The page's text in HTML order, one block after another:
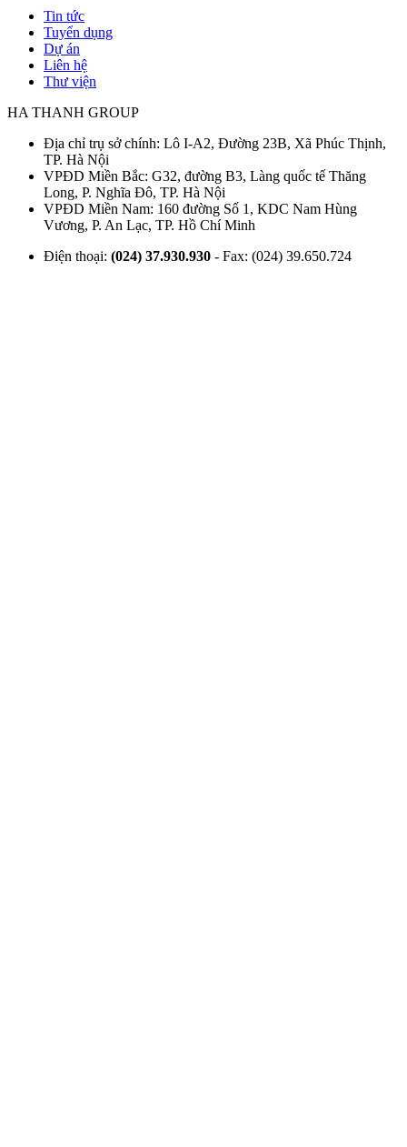
Footer
Tin tức
Tuyển dụng
Dự án
Liên hệ
Thư viện
HA THANH GROUP
Địa chỉ trụ sở chính: Lô I-A2, Đường 23B, Xã Phúc Thịnh,
TP. Hà Nội
VPĐD Miền Bắc: G32, đường B3, Làng quốc tế Thăng
Long, P. Nghĩa Đô, TP. Hà Nội
VPĐD Miền Nam: 160 đường Số 1, KDC Nam Hùng
Vương, P. An Lạc, TP. Hồ Chí Minh
Điện thoại: (024) 37.930.930 - Fax: (024) 39.650.724